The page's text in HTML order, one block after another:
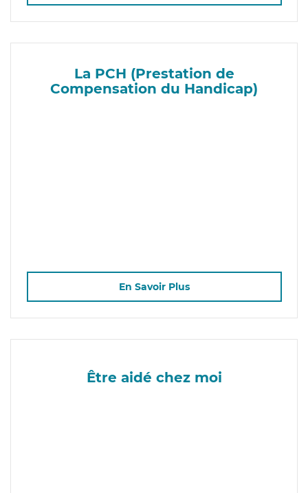
La PCH (Prestation de
Compensation du Handicap)
En Savoir Plus
Être aidé chez moi